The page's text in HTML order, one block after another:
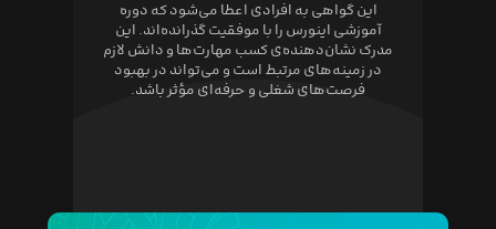
این گواهی به افرادی اعطا می‌شود که دوره
آموزشی اینورس را با موفقیت گذرانده‌اند. این
مدرک نشان‌دهنده‌ی کسب مهارت‌ها و دانش لازم
در زمینه‌های مرتبط است و می‌تواند در بهبود
فرصت‌های شغلی و حرفه‌ای مؤثر باشد.